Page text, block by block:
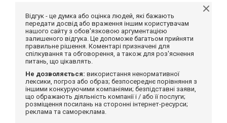
Відгук - це думка або оцінка людей, які бажають
передати досвід або враження іншим користувачам
нашого сайту з обов'язковою аргументацією
залишеного відгука. Це допоможе багатьом прийняти
правильне рішення. Коментарі призначені для
спілкування та обговорення, а також для роз'яснення
питань, що цікавлять.
Не дозволяється: використання ненормативної
лексики, погроз або образ; безпосереднє порівняння з
іншими конкуруючими компаніями; безпідставні заяви,
що ображають діяльність компанії і / або її послуги;
розміщення посилань на сторонні інтернет-ресурси;
реклама та самореклама.